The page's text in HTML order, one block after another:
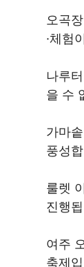
오곡
·체험
나루
을 수
가마
풍성
룰렛
진행
여주
축제